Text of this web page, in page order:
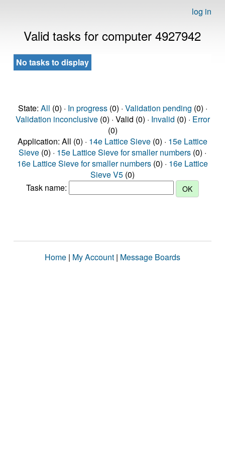
log in
Valid tasks for computer 4927942
No tasks to display
State: All (0) · In progress(0) · Validation pending (0) ·
Validation inconclusive(0) · Valid (0) · Invalid (0) · Error
(0)
Application: All (0) · 14e Lattice Sieve (0) · 15e Lattice
Sieve (0) · 15e Lattice Sieve for smaller numbers (0) ·
16e Lattice Sieve for smaller numbers (0) · 16e Lattice
Sieve V5 (0)
Task name:
Home | My Account | Message Boards